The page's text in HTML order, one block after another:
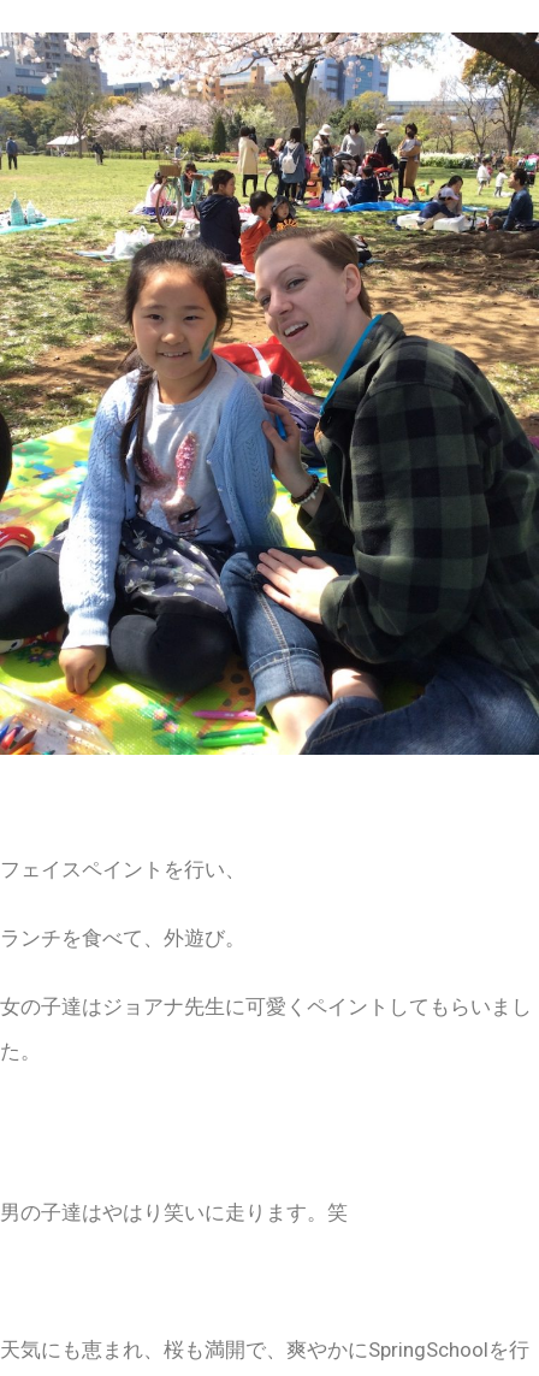
フェイスペイントを行い、
ランチを食べて、外遊び。
女の子達はジョアナ先生に可愛くペイントしてもらいまし
た。
男の子達はやはり笑いに走ります。笑
天気にも恵まれ、桜も満開で、爽やかにSpringSchoolを行